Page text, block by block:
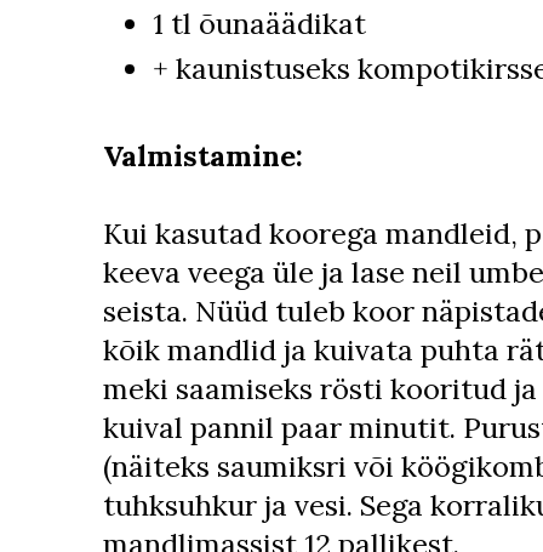
1 tl õunaäädikat
+ kaunistuseks
Valmistamine:
Kui kasutad koorega mandleid,
keeva veega üle ja lase neil
seista. Nüüd tuleb koor
kõik mandlid ja kuivata puhta
meki saamiseks rösti kooritud
kuival pannil paar minutit.
(näiteks saumiksri või
tuhksuhkur ja vesi. Sega
mandlimassist 12 pallikest.